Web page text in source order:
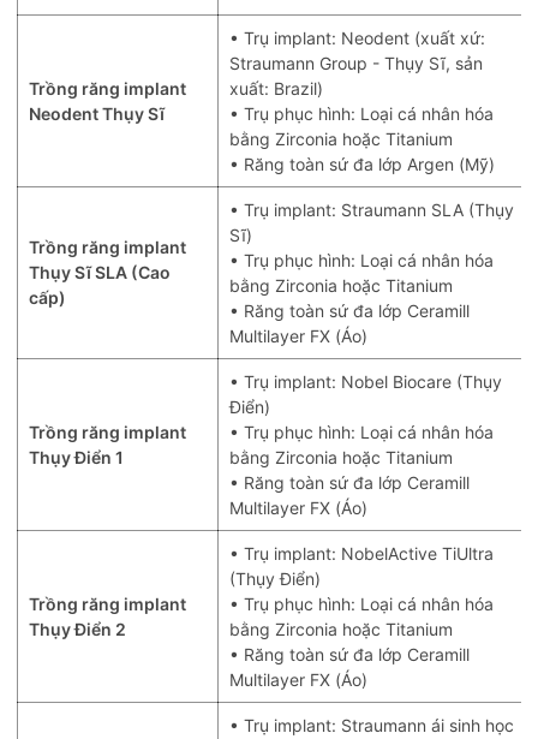
Trồng răng implant
Neodent Thụy Sĩ
• Trụ implant: Neodent (xuất xứ:
Straumann Group - Thụy Sĩ, sản
xuất: Brazil)
• Trụ phục hình: Loại cá nhân hóa
bằng Zirconia hoặc Titanium
• Răng toàn sứ đa lớp Argen (Mỹ)
Trồng răng implant
Thụy Sĩ SLA (Cao
cấp)
• Trụ implant: Straumann SLA (Thụy
Sĩ)
• Trụ phục hình: Loại cá nhân hóa
bằng Zirconia hoặc Titanium
• Răng toàn sứ đa lớp Ceramill
Multilayer FX (Áo)
Trồng răng implant
Thụy Điển 1
• Trụ implant: Nobel Biocare (Thụy
Điển)
• Trụ phục hình: Loại cá nhân hóa
bằng Zirconia hoặc Titanium
• Răng toàn sứ đa lớp Ceramill
Multilayer FX (Áo)
Trồng răng implant
Thụy Điển 2
• Trụ implant: NobelActive TiUltra
(Thụy Điển)
• Trụ phục hình: Loại cá nhân hóa
bằng Zirconia hoặc Titanium
• Răng toàn sứ đa lớp Ceramill
Multilayer FX (Áo)
• Trụ implant: Straumann ái sinh học